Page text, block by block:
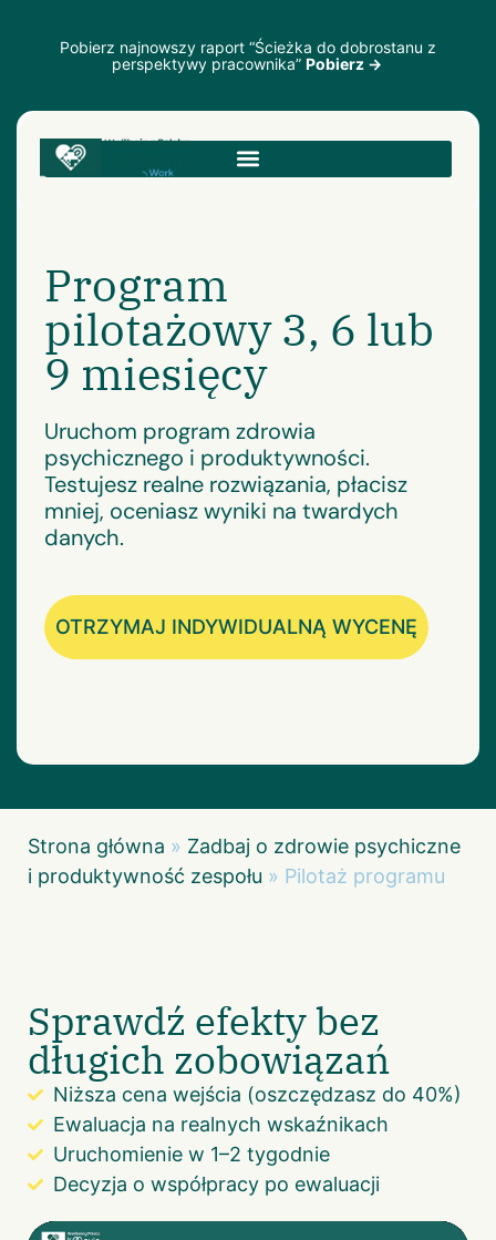
Pobierz najnowszy raport “Ścieżka do dobrostanu z
perspektywy pracownika” Pobierz →
Program
pilotażowy 3, 6 lub
9 miesięcy
Uruchom program zdrowia
psychicznego i produktywności.
Testujesz realne rozwiązania, płacisz
mniej, oceniasz wyniki na twardych
danych.
OTRZYMAJ INDYWIDUALNĄ WYCENĘ
Strona główna » Zadbaj o zdrowie psychiczne
i produktywność zespołu » Pilotaż programu
Sprawdź efekty bez
długich zobowiązań
Niższa cena wejścia (oszczędzasz do 40%)
Ewaluacja na realnych wskaźnikach
Uruchomienie w 1–2 tygodnie
Decyzja o współpracy po ewaluacji